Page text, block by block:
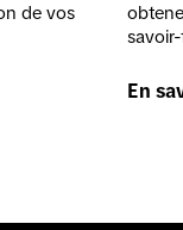
de vos
En